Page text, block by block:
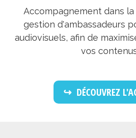
Accompagnement dans
gestion d'ambassadeurs
audiovisuels, afin de
vos
DÉCOUVREZ